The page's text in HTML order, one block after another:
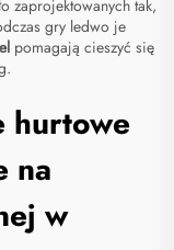
zaprojektowanych tak,
gry ledwo je
pomagają cieszyć się
hurtowe
na
w